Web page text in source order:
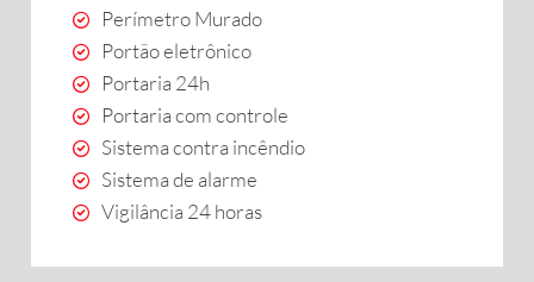
Perímetro Murado
Portão eletrônico
Portaria 24h
Portaria com controle
Sistema contra incêndio
Sistema de alarme
Vigilância 24 horas